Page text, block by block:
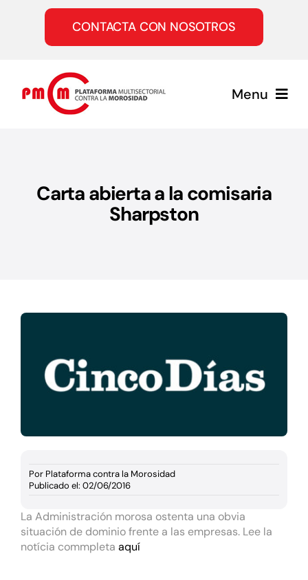
contenido
CONTACTA CON NOSOTROS
Menu
Quiénes somos
Agenda
Carta abierta a la comisaria
Sharpston
Por Plataforma contra la Morosidad
Publicado el: 02/06/2016
La Administración morosa ostenta una obvia
situación de dominio frente a las empresas. Lee la
notícia commpleta aquí